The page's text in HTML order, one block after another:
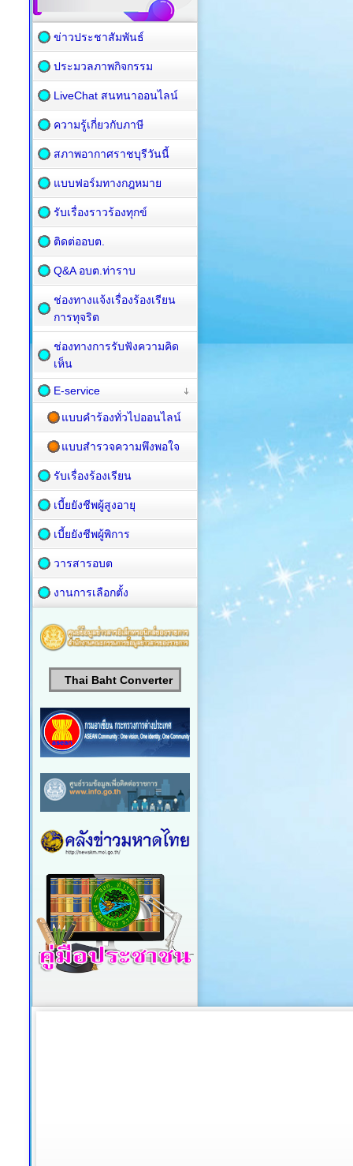
ข่าวประชาสัมพันธ์
ประมวลภาพกิจกรรม
LiveChat สนทนาออนไลน์
ความรู้เกี่ยวกับภาษี
สภาพอากาศราชบุรีวันนี้
แบบฟอร์มทางกฎหมาย
รับเรื่องราวร้องทุกข์
ติดต่ออบต.
Q&A อบต.ท่าราบ
ช่องทางแจ้งเรื่องร้องเรียน
การทุจริต
ช่องทางการรับฟังความคิด
เห็น
E-service
แบบคำร้องทั่วไปออนไลน์
แบบสำรวจความพึงพอใจ
รับเรื่องร้องเรียน
เบี้ยยังชีพผู้สูงอายุ
เบี้ยยังชีพผู้พิการ
วารสารอบต
งานการเลือกตั้ง
Thai Baht Converter